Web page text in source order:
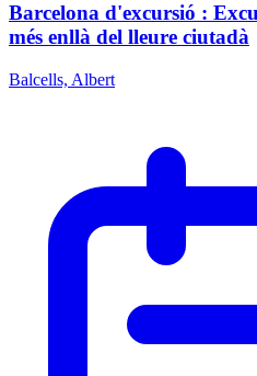
Barcelona d'excursió :
més enllà del lleure ciutadà
Balcells, Albert